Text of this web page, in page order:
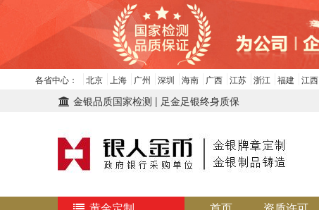
各省中心： 北京 上海 广州 深圳 海南 广西 江苏 浙江 福建 江西
金银品质国家检测 | 足金足银终身质保